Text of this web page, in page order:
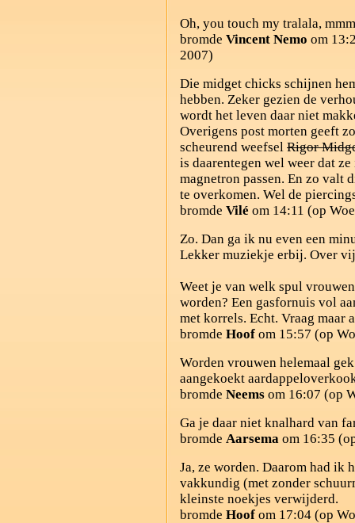
Oh, you touch my tralala,
bromde Vincent Nemo om
2007)
Die midget chicks schijnen
hebben. Zeker gezien de
wordt het leven daar niet
Overigens post morten geeft
scheurend weefsel Rigor
is daarentegen wel weer dat
magnetron passen. En zo
te overkomen. Wel de
bromde Vilé om 14:11 (op
Zo. Dan ga ik nu even een
Lekker muziekje erbij. Over
Weet je van welk spul
worden? Een gasfornuis vol
met korrels. Echt. Vraag maar
bromde Hoof om 15:57 (op
Worden vrouwen helemaal
aangekoekt
bromde Neems om 16:07 (op
Ga je daar niet knalhard van
bromde Aarsema om 16:35
Ja, ze worden. Daarom had ik
vakkundig (met zonder
kleinste noekjes verwijderd.
bromde Hoof om 17:04 (op